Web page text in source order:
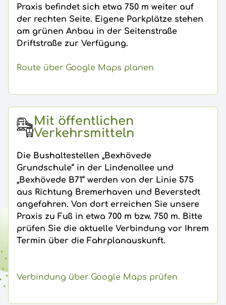
Praxis befindet sich etwa 750 m weiter auf
der rechten Seite. Eigene Parkplätze stehen
am grünen Anbau in der Seitenstraße
Driftstraße zur Verfügung.
Route über Google Maps planen
Mit öffentlichen
Verkehrsmitteln
Die Bushaltestellen „Bexhövede
Grundschule“ in der Lindenallee und
„Bexhövede B71“ werden von der Linie 575
aus Richtung Bremerhaven und Beverstedt
angefahren. Von dort erreichen Sie unsere
Praxis zu Fuß in etwa 700 m bzw. 750 m. Bitte
prüfen Sie die aktuelle Verbindung vor Ihrem
Termin über die Fahrplanauskunft.
Verbindung über Google Maps prüfen